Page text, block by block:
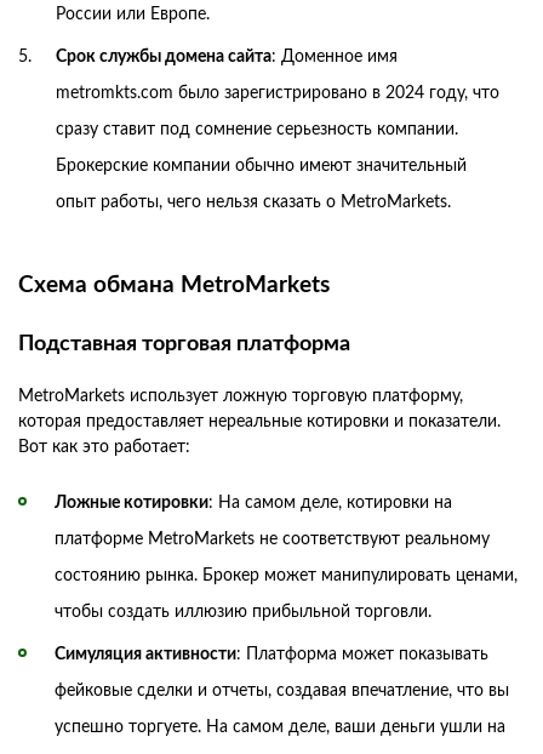
России или Европе.
Срок службы домена сайта: Доменное имя
metromkts.com было зарегистрировано в 2024 году, что
сразу ставит под сомнение серьезность компании.
Брокерские компании обычно имеют значительный
опыт работы, чего нельзя сказать о MetroMarkets.
Схема обмана MetroMarkets
Подставная торговая платформа
MetroMarkets использует ложную торговую платформу,
которая предоставляет нереальные котировки и показатели.
Вот как это работает:
Ложные котировки: На самом деле, котировки на
платформе MetroMarkets не соответствуют реальному
состоянию рынка. Брокер может манипулировать ценами,
чтобы создать иллюзию прибыльной торговли.
Симуляция активности: Платформа может показывать
фейковые сделки и отчеты, создавая впечатление, что вы
успешно торгуете. На самом деле, ваши деньги ушли на